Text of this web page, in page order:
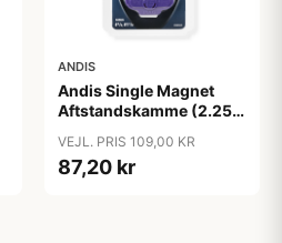
ANDIS
Andis Single Magnet
Aftstandskamme (2.25
VEJL. PRIS 109,00 KR
87,20 kr